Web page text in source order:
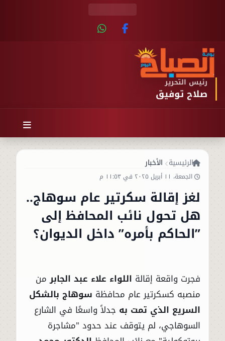
رئيس التحرير
صلاح توفيق
الرئيسية الأخبار
الجمعة، ١١ أبريل ٢٠٢٥ في ١١:٥٣ م
لغز إقالة سكرتير عام سوهاج..
هل تحول نائب المحافظ إلى
”الحاكم بأمره” داخل الديوان؟
فجرت واقعة إقالة اللواء علاء عبد الجابرمن
منصبه كسكرتير عام محافظة سوهاج بالشكل
السريع الذي تمت به جدلاً واسعًا في الشارع
السوهاجي، لم يتوقف عند حدود "مشاجرة